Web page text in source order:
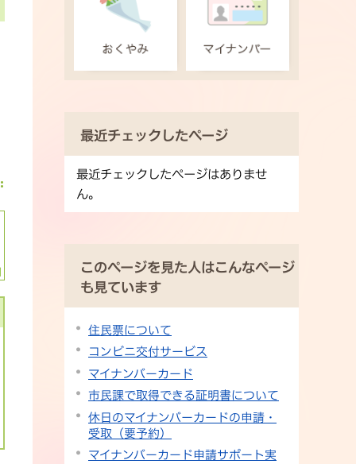
最近チェックしたページ
最近チェックしたページはありませ
ん。
このページを見た人はこんなページ
も見ています
住民票について
コンビニ交付サービス
マイナンバーカード
市民課で取得できる証明書について
休日のマイナンバーカードの申請・
受取（要予約）
マイナンバーカード申請サポート実